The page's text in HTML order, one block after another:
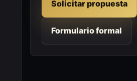
Solicitar propuesta
Formulario formal